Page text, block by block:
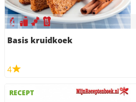
Basis kruidkoek
4
RECEPT